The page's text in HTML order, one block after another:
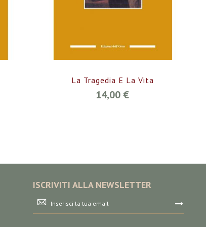
La Tragedia E La Vita
14,00 €
ISCRIVITI ALLA NEWSLETTER
Iscriviti
alla
nostra